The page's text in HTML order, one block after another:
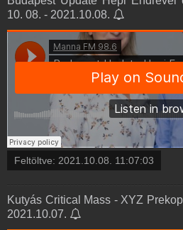
10. 08. - 2021.10.08.
Feltöltve: 2021.10.08. 11:07:03
Kutyás Critical Mass - XYZ
2021.10.07.